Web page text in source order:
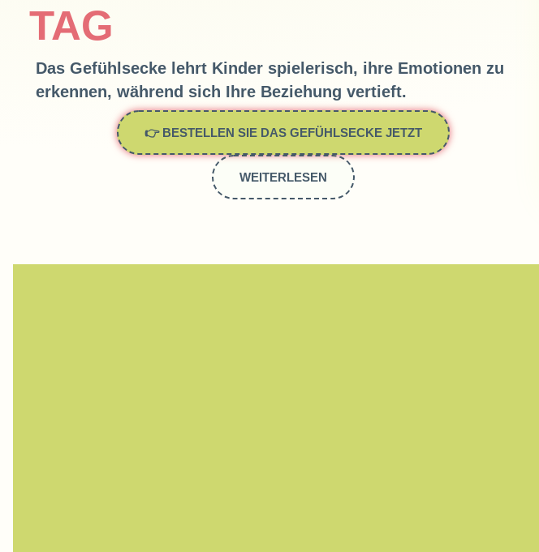
TAG
Das Gefühlsecke lehrt Kinder spielerisch, ihre Emotionen zu
erkennen, während sich Ihre Beziehung vertieft.
👉 BESTELLEN SIE DAS GEFÜHLSECKE JETZT
WEITERLESEN